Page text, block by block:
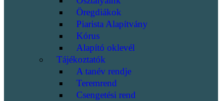
Öregdiákok
Piarista Alapítvány
Kórus
Alapító oklevél
Tájékoztatók
A tanév rendje
Teremrend
Csengetési rend